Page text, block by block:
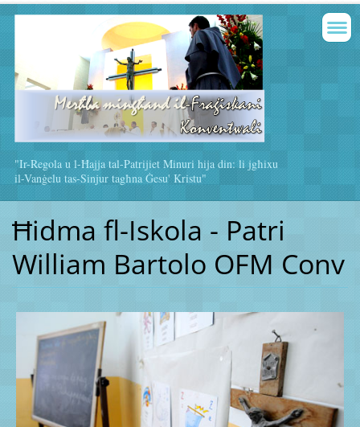
"Ir-Regola u l-Ħajja tal-Patrijiet Minuri hija din: li jgħixu
il-Vanġelu tas-Sinjur tagħna Ġesu' Kristu"
Ħidma fl-Iskola - Patri
William Bartolo OFM Conv